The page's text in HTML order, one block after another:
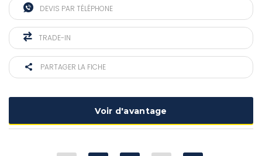
DEVIS PAR TÉLÉPHONE
TRADE-IN
PARTAGER LA FICHE
Voir d'avantage